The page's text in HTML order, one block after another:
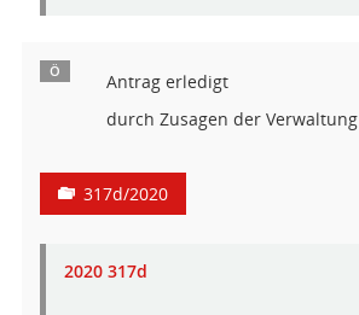
Ö
Antrag erledigt
durch Zusagen der Verwaltung
317d/2020
2020 317d